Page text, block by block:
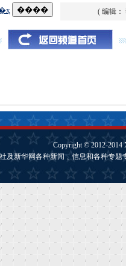
( 编辑：
Copyright © 2012-2014
及新华网各种新闻﹑信息和各种专